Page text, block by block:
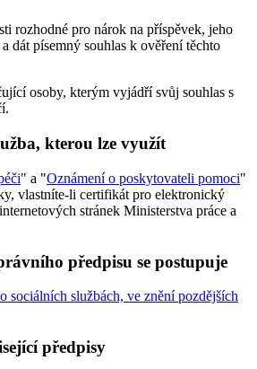
rozhodné pro nárok na příspěvek, jeho
dát písemný souhlas k ověření těchto
osoby, kterým vyjádří svůj souhlas s
kterou lze využít
" a "Oznámení o poskytovateli pomoci"
vlastníte-li certifikát pro elektronický
stránek Ministerstva práce a
předpisu se postupuje
sociálních službách, ve znění pozdějších
předpisy